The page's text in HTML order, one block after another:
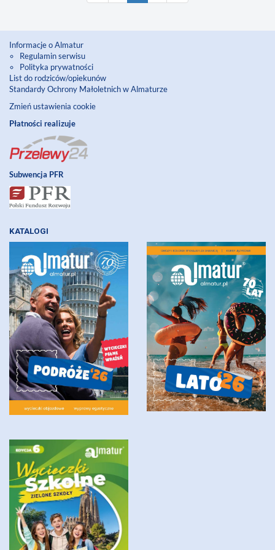
Informacje o Almatur
Regulamin serwisu
Polityka prywatności
List do rodziców/opiekunów
Standardy Ochrony Małoletnich w Almaturze
Zmień ustawienia cookie
Płatności realizuje
Subwencja PFR
KATALOGI